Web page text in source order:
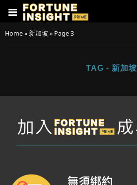
Home» 新加坡 » Page 3
TAG - 新加坡